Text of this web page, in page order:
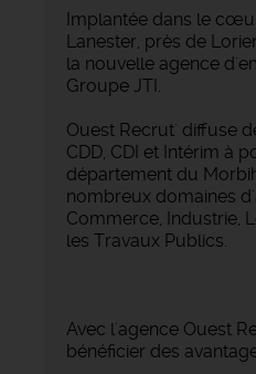
Implantée dans le
Lanester, près de
la nouvelle agence
Groupe JTI.
Ouest Recrut' diffuse
CDD, CDI et Intérim à
département du
nombreux domaines
Commerce, Industrie,
les Travaux Publics.
Avec l'agence Ouest
bénéficier des